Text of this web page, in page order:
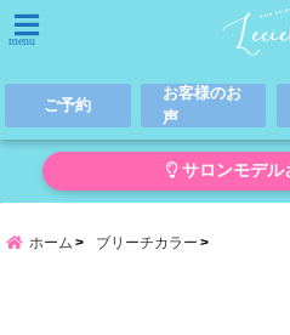
menu
ご予約
お客様のお
声
サロンモデル
ホーム ブリーチカラー